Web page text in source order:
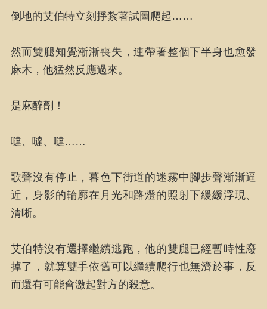
倒地的艾伯特立刻掙紮著試圖爬起……
然而雙腿知覺漸漸喪失，連帶著整個下半身也愈發
麻木，他猛然反應過來。
是麻醉劑！
噠、噠、噠……
歌聲沒有停止，暮色下街道的迷霧中腳步聲漸漸逼
近，身影的輪廓在月光和路燈的照射下緩緩浮現、
清晰。
艾伯特沒有選擇繼續逃跑，他的雙腿已經暫時性廢
掉了，就算雙手依舊可以繼續爬行也無濟於事，反
而還有可能會激起對方的殺意。